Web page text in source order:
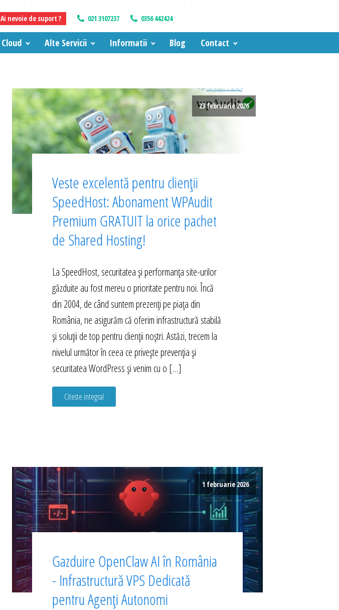
Ai nevoie de suport ? 021 3107237 0356 442424
Cloud Alte Servicii Informatii Blog Contact
23 februarie 2026
Veste excelentă pentru clienții
SpeedHost: Abonament WPAudit
Premium GRATUIT la orice pachet
de Shared Hosting!
La SpeedHost, securitatea și performanța site-urilor
găzduite au fost mereu o prioritate pentru noi. Încă
din 2004, de când suntem prezenți pe piața din
România, ne asigurăm că oferim infrastructură stabilă
și soluții de top pentru clienții noștri. Astăzi, trecem la
nivelul următor în ceea ce privește prevenția și
securitatea WordPress și venim cu o […]
Citeste integral
1 februarie 2026
Gazduire OpenClaw AI în România
- Infrastructură VPS Dedicată
pentru Agenți Autonomi